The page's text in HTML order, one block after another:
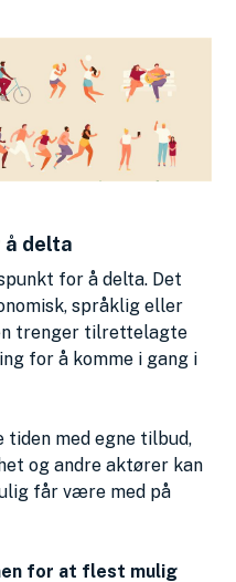
delta
for å delta. Det
språklig eller
trenger tilrettelagte
for å komme i gang i
tiden med egne tilbud,
og andre aktører kan
får være med på
for at flest mulig